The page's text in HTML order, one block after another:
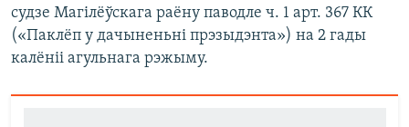
судзе Магілёўскага раёну паводле ч. 1 арт. 367 КК
(«Паклёп у дачыненьні прэзыдэнта») на 2 гады
калёніі агульнага рэжыму.